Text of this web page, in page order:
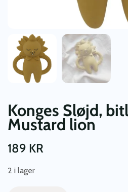
Konges Sløjd,
Mustard lion
189 KR
2 i lager